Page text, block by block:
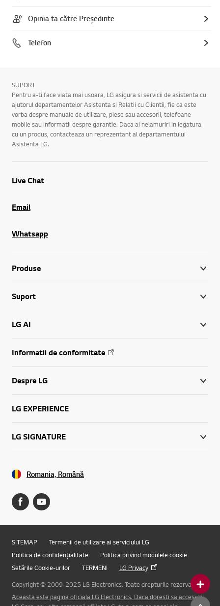
Opinia ta către Președinte
Telefon
Online Chat
SUPORT
Pentru a-ti face viata mai usoara, LG asigura si servicii de asistenta cu
ajutorul departamentelor Asistenta si Relatii cu Clientii, fie ca este
vorba despre manuale de utilizare, piese sau accesorii, telefoane
mobile sau informatii despre garantie. Daca ai nelamuriri in legatura
cu un produs, contacteaza un reprezentant al departamentului
Asistenta LG.
Live Chat
Email
Whatsapp
Produse
Suport
LG AI
Informatii de conformitate
Despre LG
LG EXPERIENCE
LG SIGNATURE
Romania, Română
SITEMAP
Termenii de utilizare ai serviciului LG
Politica de confidențialitate
Politica privind modulele cookie
Setările Cookie-urilor
TERMENI
LG Privacy
Copyright © 2009-2025 LG Electronics. Toate drepturile rezervate.
Aceasta este pagina oficiala LG Electronics. Daca doresti sa accesezi